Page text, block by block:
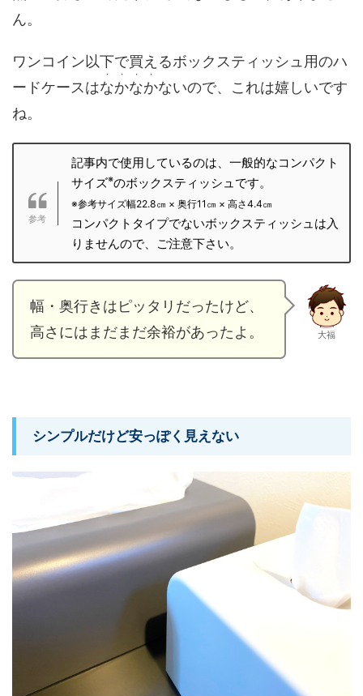
ん。
ワンコイン以下で買えるボックスティッシュ用のハ
ードケースはなかなか
・・・・
ないので、これは嬉しいです
ね。
記事内で使用しているのは、一般的なコンパクト
サイズ※のボックスティッシュです。
※参考サイズ幅22.8㎝ × 奥行11㎝ × 高さ4.4㎝
コンパクトタイプでないボックスティッシュは入
りませんので、ご注意下さい。
幅・奥行きはピッタリだったけど、
高さにはまだまだ余裕があったよ。
大福
シンプルだけど安っぽく見えない